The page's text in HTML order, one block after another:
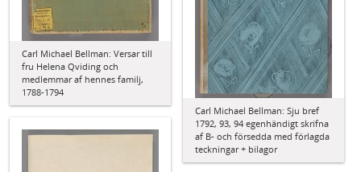
Carl Michael Bellman: Versar till
fru Helena Qviding och
medlemmar af hennes familj,
1788-1794
Carl Michael Bellman: Sju bref
1792, 93, 94 egenhändigt skrifna
af B- och försedda med förlagda
teckningar + bilagor